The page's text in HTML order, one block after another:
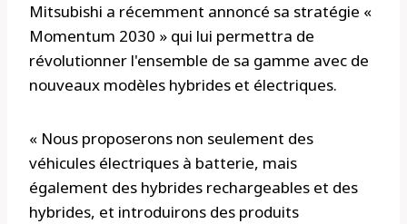
Mitsubishi a récemment annoncé sa stratégie «
Momentum 2030 » qui lui permettra de
révolutionner l'ensemble de sa gamme avec de
nouveaux modèles hybrides et électriques.
« Nous proposerons non seulement des
véhicules électriques à batterie, mais
également des hybrides rechargeables et des
hybrides, et introduirons des produits